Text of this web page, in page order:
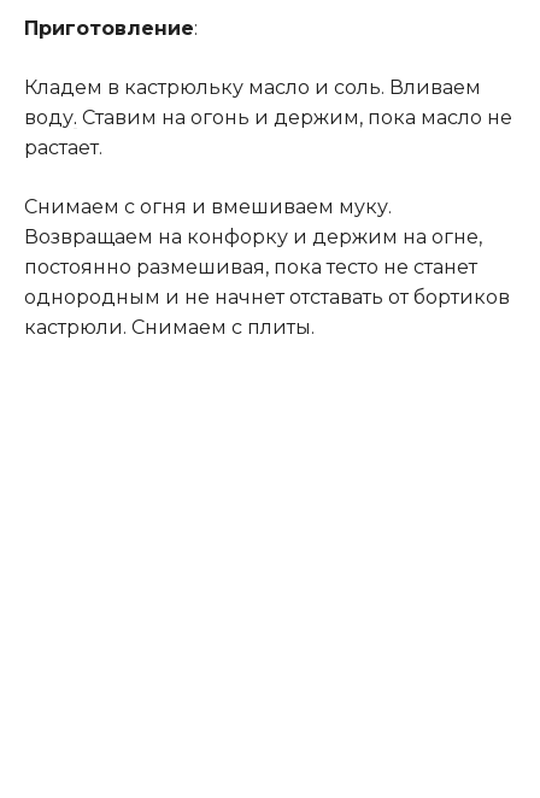
Приготовление:
Кладем в кастрюльку масло и соль. Вливаем
воду. Ставим на огонь и держим, пока масло не
растает.
Снимаем с огня и вмешиваем муку.
Возвращаем на конфорку и держим на огне,
постоянно размешивая, пока тесто не станет
однородным и не начнет отставать от бортиков
кастрюли. Снимаем с плиты.